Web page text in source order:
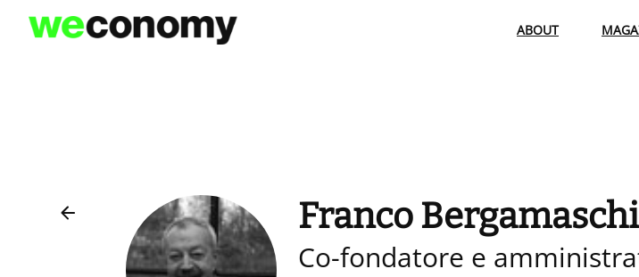
Vai
ABOUT
Franco Bergamaschi
Co-fondatore e